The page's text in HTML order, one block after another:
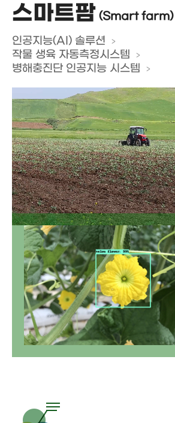
스마트팜 (Smart farm)
인공지능(AI) 솔루션
작물 생육 자동측정시스템
병해충진단 인공지능 시스템